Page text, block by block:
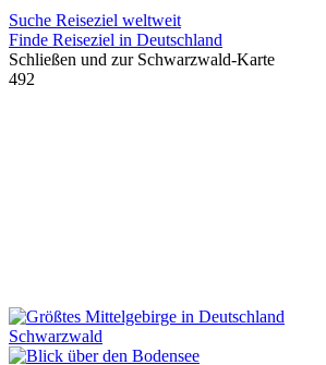
Suche Reiseziel weltweit
Finde Reiseziel in Deutschland
Schließen und zur Schwarzwald-Karte
492
Schwarzwald